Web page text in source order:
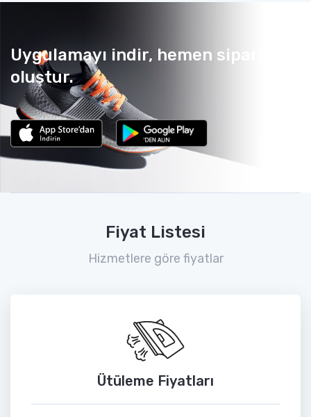
Uygulamayı indir, hemen sipariş
oluştur.
Fiyat Listesi
Hizmetlere göre fiyatlar
Ütüleme Fiyatları